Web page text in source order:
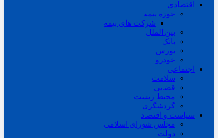
اقتصادی
حوزه بیمه
شرکت های بیمه
بین الملل
بانک
بورس
خودرو
اجتماعی
سلامت
قضایی
محیط زیست
گردشگری
سیاست و اقتصاد
مجلس شورای اسلامی
دولت